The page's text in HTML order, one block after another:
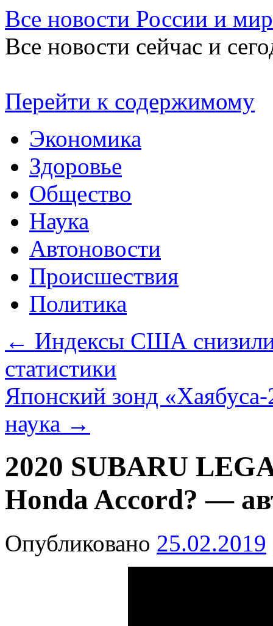
Все новости России и
Все новости сейчас и
Перейти к содержимому
Экономика
Здоровье
Общество
Наука
Автоновости
Происшествия
Политика
← Индексы США
статистики
Японский зонд
наука →
2020 SUBARU
Honda Accord? —
Опубликовано 25.02.2019